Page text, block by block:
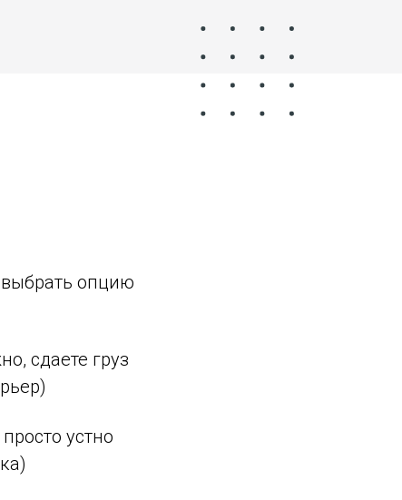
устно
сдаете груз
опцию